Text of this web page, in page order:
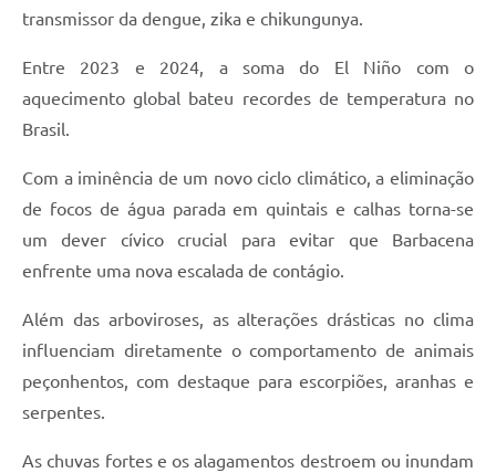
SIC
transmissor da dengue, zika e chikungunya.
Entre 2023 e 2024, a soma do El Niño com o
aquecimento global bateu recordes de temperatura no
Brasil.
Com a iminência de um novo ciclo climático, a eliminação
de focos de água parada em quintais e calhas torna-se
um dever cívico crucial para evitar que Barbacena
enfrente uma nova escalada de contágio.
Além das arboviroses, as alterações drásticas no clima
influenciam diretamente o comportamento de animais
peçonhentos, com destaque para escorpiões, aranhas e
serpentes.
As chuvas fortes e os alagamentos destroem ou inundam